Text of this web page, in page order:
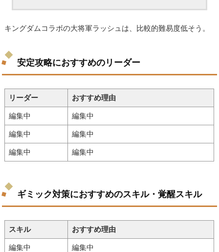
キングダムコラボの大将軍ラッシュは、比較的難易度低そう。
安定攻略におすすめのリーダー
リーダー おすすめ理由
編集中 編集中
編集中 編集中
編集中 編集中
ギミック対策におすすめのスキル・覚醒スキル
スキル おすすめ理由
編集中 編集中